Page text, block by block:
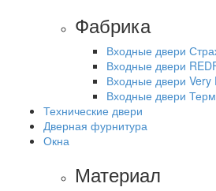
Фабрика
Входные двери
Входные двери
Входные двери Very
Входные двери
Технические двери
Дверная фурнитура
Окна
Материал